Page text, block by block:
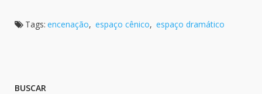
Tags: encenação, espaço cênico, espaço dramático
BUSCAR